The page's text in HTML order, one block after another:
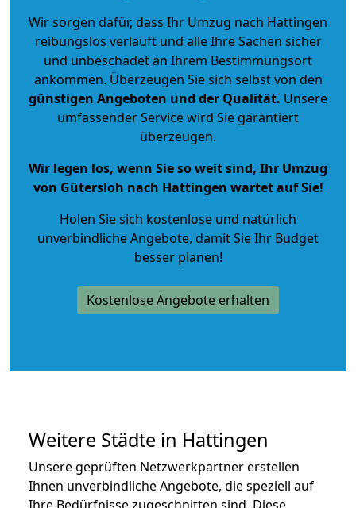
Wir sorgen dafür, dass Ihr Umzug nach Hattingen
reibungslos verläuft und alle Ihre Sachen sicher
und unbeschadet an Ihrem Bestimmungsort
ankommen. Überzeugen Sie sich selbst von den
günstigen Angeboten und der Qualität. Unsere
umfassender Service wird Sie garantiert
überzeugen.
Wir legen los, wenn Sie so weit sind, Ihr Umzug
von Gütersloh nach Hattingen wartet auf Sie!
Holen Sie sich kostenlose und natürlich
unverbindliche Angebote, damit Sie Ihr Budget
besser planen!
Kostenlose Angebote erhalten
Weitere Städte in Hattingen
Unsere geprüften Netzwerkpartner erstellen
Ihnen unverbindliche Angebote, die speziell auf
Ihre Bedürfnisse zugeschnitten sind. Diese